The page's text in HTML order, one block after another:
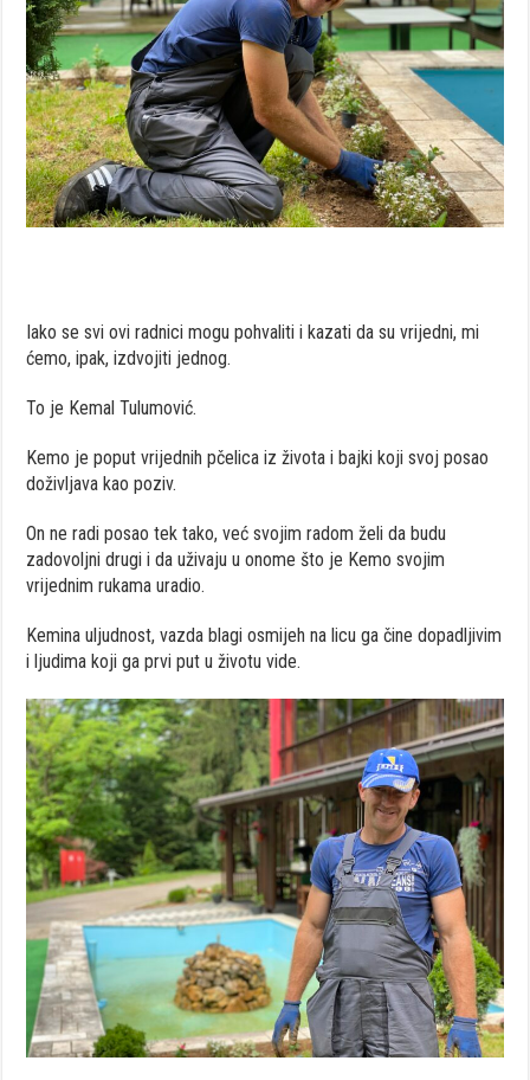
Iako se svi ovi radnici mogu pohvaliti i kazati da su vrijedni, mi
ćemo, ipak, izdvojiti jednog.
To je Kemal Tulumović.
Kemo je poput vrijednih pčelica iz života i bajki koji svoj posao
doživljava kao poziv.
On ne radi posao tek tako, već svojim radom želi da budu
zadovoljni drugi i da uživaju u onome što je Kemo svojim
vrijednim rukama uradio.
Kemina uljudnost, vazda blagi osmijeh na licu ga čine dopadljivim
i ljudima koji ga prvi put u životu vide.